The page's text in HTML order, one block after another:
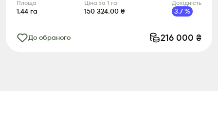
Площа
1.44 га
Ціна за 1 га
150 324.00 ₴
Дохідність
3.7%
До обраного 216 000 ₴